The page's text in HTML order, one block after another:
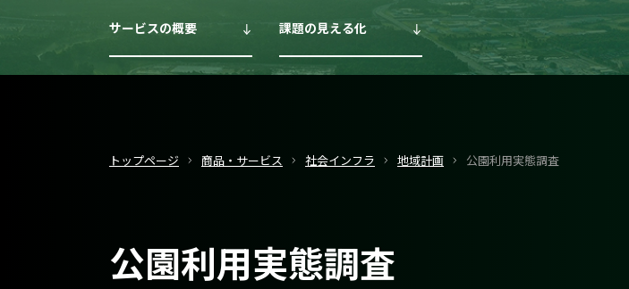
トップページ 商品・サービス 社会インフラ 地域計画 公園利用実態調査
公園利用実態調査
サービスの概要 課題の見える化